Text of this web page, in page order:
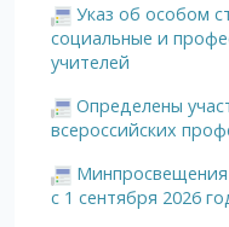
Указ об особом
социальные и
учителей
Определены
всероссийских
с 1 сентября 2026